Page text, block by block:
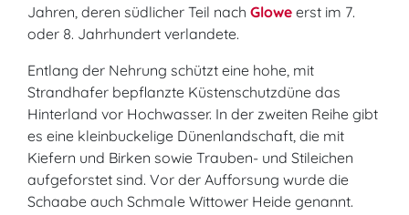
Jahren, deren südlicher Teil nach Glowe erst im 7.
oder 8. Jahrhundert verlandete.
Entlang der Nehrung schützt eine hohe, mit
Strandhafer bepflanzte Küstenschutzdüne das
Hinterland vor Hochwasser. In der zweiten Reihe gibt
es eine kleinbuckelige Dünenlandschaft, die mit
Kiefern und Birken sowie Trauben- und Stileichen
aufgeforstet sind. Vor der Aufforsung wurde die
Schaabe auch Schmale Wittower Heide genannt.